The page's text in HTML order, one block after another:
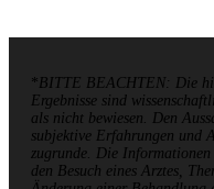
*BITTE BEACHTEN: Die
Ergebnisse sind
als nicht bewiesen. Den
subjektive Erfahrungen und
zugrunde. Die
den Besuch eines Arztes,